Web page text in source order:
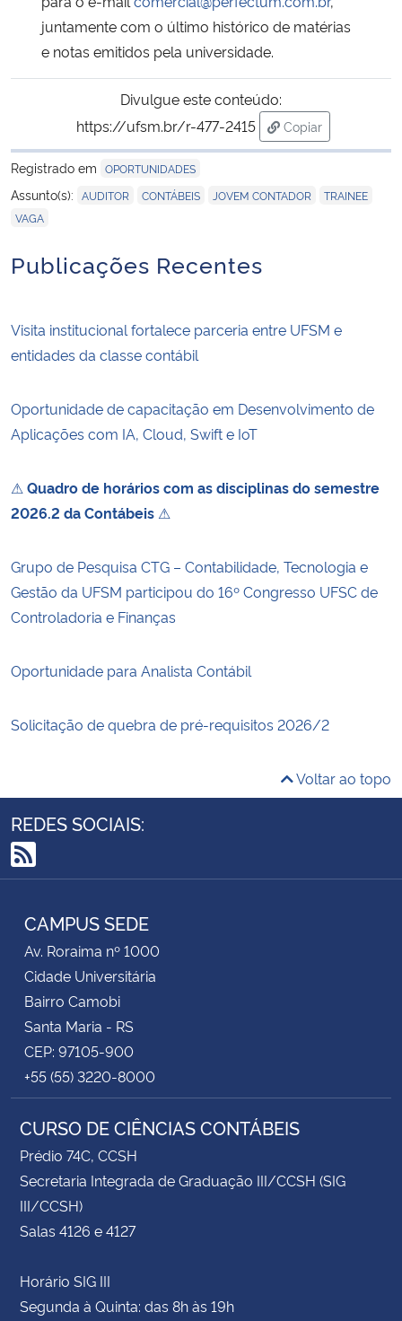
juntamente com o último histórico de matérias
e notas emitidos pela universidade.
Divulgue este conteúdo:
https://ufsm.br/r-477-2415
Copiar
para área de
Registrado em OPORTUNIDADES
Assunto(s): AUDITOR CONTÁBEIS JOVEM CONTADOR TRAINEE
VAGA
Publicações Recentes
Visita institucional fortalece parceria entre UFSM e
entidades da classe contábil
Oportunidade de capacitação em Desenvolvimento de
Aplicações com IA, Cloud, Swift e IoT
⚠ Quadro de horários com as disciplinas do semestre
2026.2 da Contábeis ⚠
Grupo de Pesquisa CTG – Contabilidade, Tecnologia e
Gestão da UFSM participou do 16º Congresso UFSC de
Controladoria e Finanças
Oportunidade para Analista Contábil
Solicitação de quebra de pré-requisitos 2026/2
Voltar ao topo
REDES SOCIAIS:
RSS
CAMPUS SEDE
Av. Roraima nº 1000
Cidade Universitária
Bairro Camobi
Santa Maria - RS
CEP: 97105-900
+55 (55) 3220-8000
CURSO DE CIÊNCIAS CONTÁBEIS
Prédio 74C, CCSH
Secretaria Integrada de Graduação III/CCSH (SIG
III/CCSH)
Salas 4126 e 4127
Horário SIG III
Segunda à Quinta: das 8h às 19h